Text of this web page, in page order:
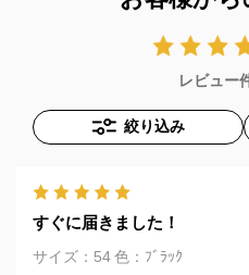
レビュー
絞り込み
すぐに届きました！
サイズ：54色：ﾌﾞﾗｯｸ